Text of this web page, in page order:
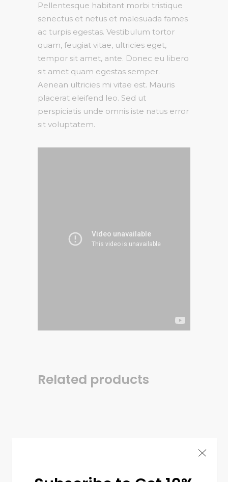
Pellentesque habitant morbi tristique
senectus et netus et malesuada fames
ac turpis egestas. Vestibulum tortor
quam, feugiat vitae, ultricies eget,
tempor sit amet, ante. Donec eu libero
sit amet quam egestas semper.
Aenean ultricies mi vitae est. Mauris
placerat eleifend leo. Sed ut
perspiciatis unde omnis iste natus error
sit voluptatem.
Related products